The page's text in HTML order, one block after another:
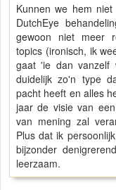
Kunnen we hem
DutchEye
gewoon niet meer
topics (ironisch, ik
gaat 'ie dan vanzelf
duidelijk zo'n type
pacht heeft en alles
jaar de visie van
van mening zal
Plus dat ik
bijzonder
leerzaam.